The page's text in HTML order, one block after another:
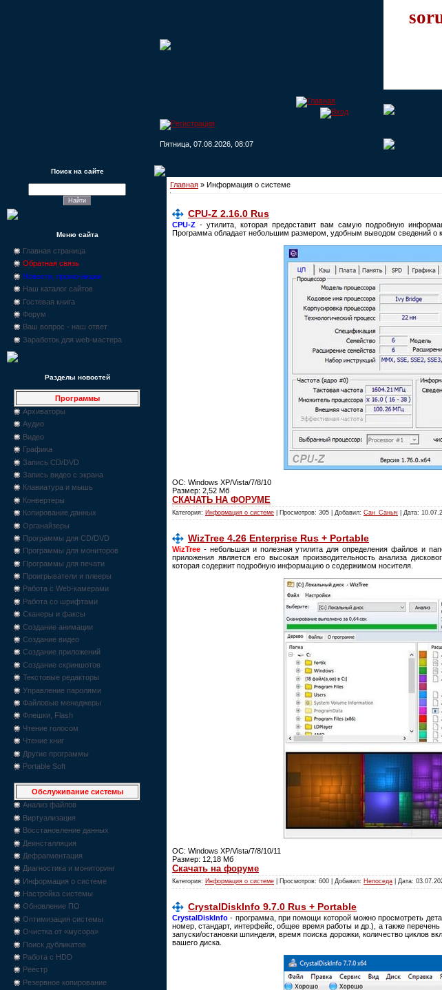
Пятница, 07.08.2026, 08:07
Поиск на сайте
Меню сайта
Главная страница
Обратная связь
Новости, промо-акции
Наш каталог сайтов
Гостевая книга
Форум
Ваш вопрос - наш ответ
Заработок для web-мастера
Разделы новостей
Программы
Архиваторы
Аудио
Видео
Графика
Запись CD/DVD
Запись видео с экрана
Клавиатура и мышь
Конвертеры
Копирование данных
Органайзеры
Программы для CD/DVD
Программы для мониторов
Программы для печати
Проигрыватели и плееры
Работа с Web-камерами
Работа со шрифтами
Сканеры и факсы
Создание анимации
Создание видео
Создание приложений
Создание скриншотов
Текстовые редакторы
Управление паролями
Файловые менеджеры
Флешки, Flash
Чтение голосом
Чтение книг
Другие программы
Portable Soft
Обслуживание системы
Анализ файлов
Виртуализация
Восстановление данных
Деинсталляция
Дефрагментация
Диагностика и мониторинг
Информация о системе
Настройка системы
Обновление ПО
Оптимизация системы
Очистка от «мусора»
Поиск дубликатов
Работа с HDD
Реестр
Резервное копирование
Главная » Информация о системе
CPU-Z 2.16.0 Rus
CPU-Z - утилита, которая предоставит вам самую подробную
Программа обладает небольшим размером, удобным выводом сведений о
ОС: Windows XP/Vista/7/8/10
Размер: 2,52 Мб
СКАЧАТЬ НА ФОРУМЕ
Категория: Информация о системе | Просмотров: 305 | Добавил: Сан_Саныч | Дата:
WizTree 4.26 Enterprise Rus + Portable
WizTree - небольшая и полезная утилита для определения файлов и
приложения является его высокая производительность анализа
которая содержит подробную информацию о содержимом носителя.
ОС: Windows XP/Vista/7/8/10/11
Размер: 12,18 Мб
Скачать на форуме
Категория: Информация о системе | Просмотров: 600 | Добавил: Непоседа | Дата:
CrystalDiskInfo 9.7.0 Rus + Portable
CrystalDiskInfo - программа, при помощи которой можно просмотреть
номер, стандарт, интерфейс, общее время работы и др.), а также
запуски/остановки шпинделя, время поиска дорожки, количество циклов
вашего диска.